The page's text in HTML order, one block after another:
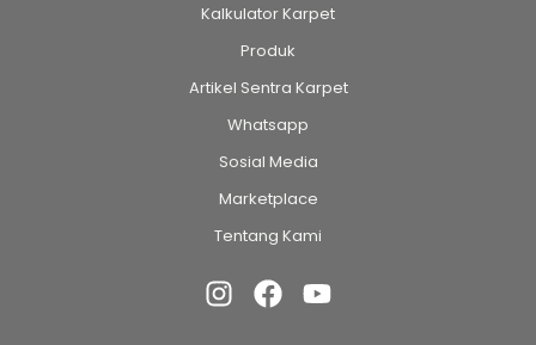
Kalkulator Karpet
Produk
Artikel Sentra Karpet
Whatsapp
Sosial Media
Marketplace
Tentang Kami